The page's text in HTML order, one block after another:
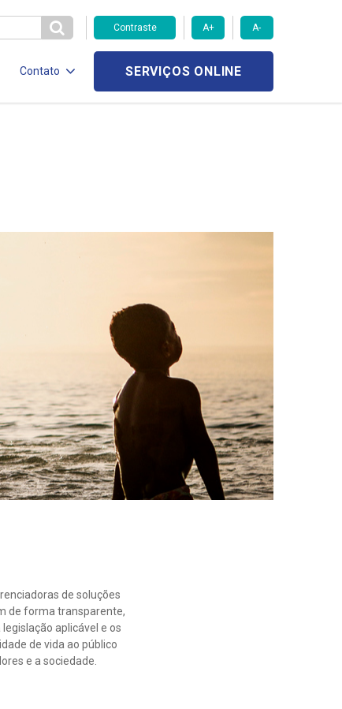
Contraste A+ A-
Contato SERVIÇOS ONLINE
de soluções
de forma transparente,
aplicável e os
de vida ao público
e a sociedade.